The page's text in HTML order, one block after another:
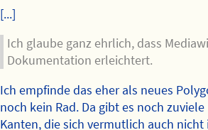
[...]
Ich glaube ganz ehrlich, dass
Dokumentation erleichtert.
Ich empfinde das eher als neues
noch kein Rad. Da gibt es noch
Kanten, die sich vermutlich auch